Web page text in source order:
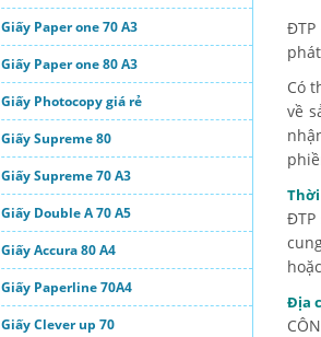
Giấy Paper one 70 A3
Giấy Paper one 80 A3
Giấy Photocopy giá rẻ
Giấy Supreme 80
Giấy Supreme 70 A3
Giấy Double A 70 A5
Giấy Accura 80 A4
Giấy Paperline 70A4
Giấy Clever up 70
Có
về
Địa